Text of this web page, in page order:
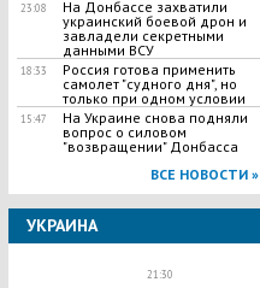
23:08
На Донбассе захватили
украинский боевой дрон и
завладели секретными
данными ВСУ
18:33
​Россия готова применить
самолет "судного дня", но
только при одном условии
15:47
​На Украине снова подняли
вопрос о силовом
"возвращении" Донбасса
ВСЕ НОВОСТИ »
УКРАИНА
21:30